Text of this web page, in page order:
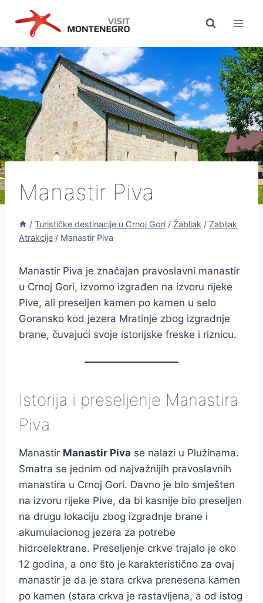
Preskoči
sadržaj
Manastir Piva
/ Turističke destinacije u Crnoj Gori / Žabljak / Zabljak
Atrakcije / Manastir Piva
Manastir Piva je značajan pravoslavni manastir
u Crnoj Gori, izvorno izgrađen na izvoru rijeke
Pive, ali preseljen kamen po kamen u selo
Goransko kod jezera Mratinje zbog izgradnje
brane, čuvajući svoje istorijske freske i riznicu.
Istorija i preseljenje Manastira
Piva
Manastir Manastir Piva se nalazi u Plužinama.
Smatra se jednim od najvažnijih pravoslavnih
manastira u Crnoj Gori. Davno je bio smješten
na izvoru rijeke Pive, da bi kasnije bio preseljen
na drugu lokaciju zbog izgradnje brane i
akumulacionog jezera za potrebe
hidroelektrane. Preseljenje crkve trajalo je oko
12 godina, a ono što je karakteristično za ovaj
manastir je da je stara crkva prenesena kamen
po kamen (stara crkva je rastavljena, a od istog